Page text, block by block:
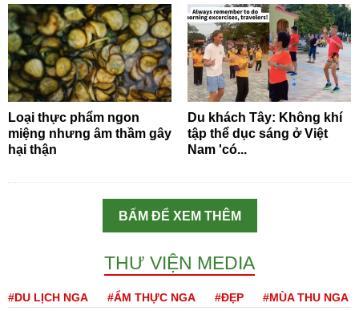
Loại thực phẩm ngon
miệng nhưng âm thầm gây
hại thận
Du khách Tây: Không khí
tập thể dục sáng ở Việt
Nam 'có...
BẤM ĐỂ XEM THÊM
THƯ VIỆN MEDIA
#DU LỊCH NGA #ẨM THỰC NGA #ĐẸP #MÙA THU NGA